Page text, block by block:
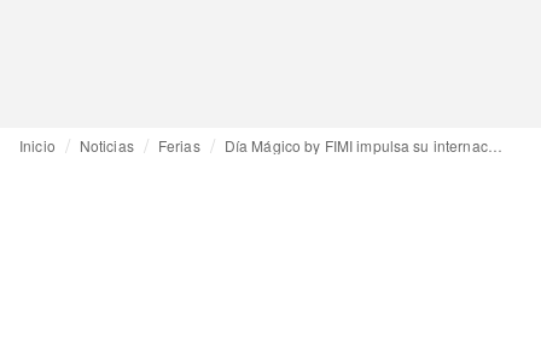
Inicio Noticias Ferias Día Mágico by FIMI impulsa su internacionalización con la visita de compradores de 10 países